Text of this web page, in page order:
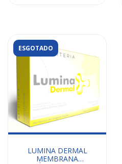
ESGOTADO
LUMINA DERMAL
MEMBRANA